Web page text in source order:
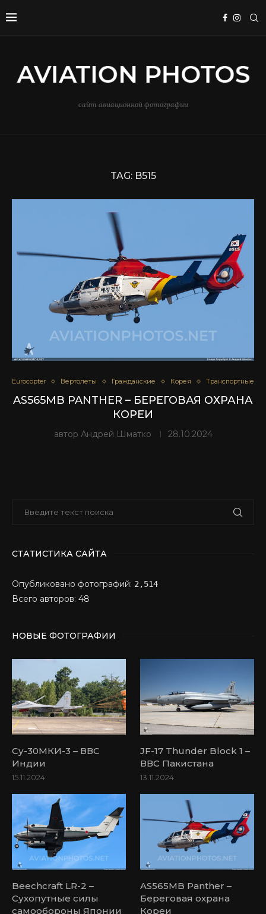
сайт авиационной фотографии
TAG: B515
Eurocopter Вертолеты Гражданские Корея Транспортные
AS565MB PANTHER – БЕРЕГОВАЯ ОХРАНА
КОРЕИ
автор Андрей Шматко 28.10.2024
СТАТИСТИКА САЙТА
Опубликовано фотографий: 2,514
Всего авторов: 48
НОВЫЕ ФОТОГРАФИИ
Су-30МКИ-3 – ВВС
Индии
15.11.2024
JF-17 Thunder Block 1 –
ВВС Пакистана
13.11.2024
Beechcraft LR-2 –
Сухопутные силы
самообороны Японии
AS565MB Panther –
Береговая охрана
Кореи